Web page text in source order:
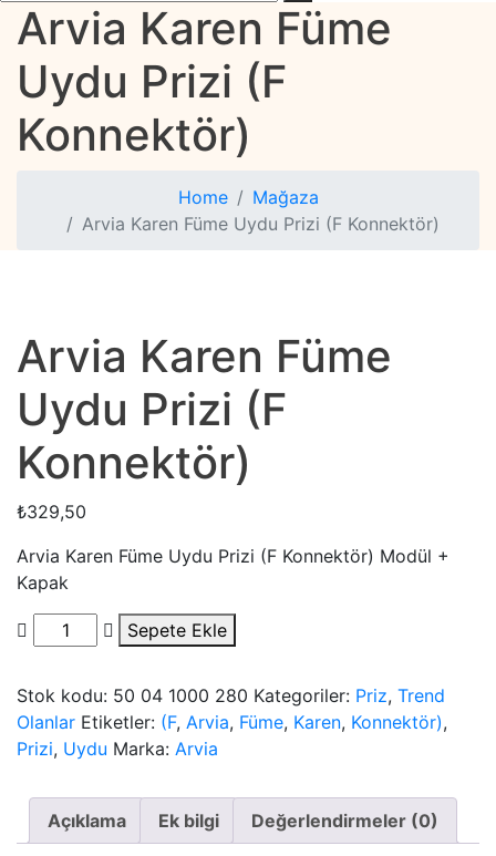
Arvia Karen Füme
Uydu Prizi (F
Konnektör)
Home
Mağaza
Arvia Karen Füme Uydu Prizi (F Konnektör)
Arvia Karen Füme
Uydu Prizi (F
Konnektör)
₺329,50
Arvia Karen Füme Uydu Prizi (F Konnektör) Modül +
Kapak
Arvia
Karen
Uydu
Prizi
(F
quantity
Sepete Ekle
Stok kodu: 50 04 1000 280 Kategoriler: Priz, Trend
Olanlar Etiketler: (F, Arvia, Füme, Karen, Konnektör),
Prizi, Uydu Marka: Arvia
Açıklama Ek bilgi Değerlendirmeler (0)